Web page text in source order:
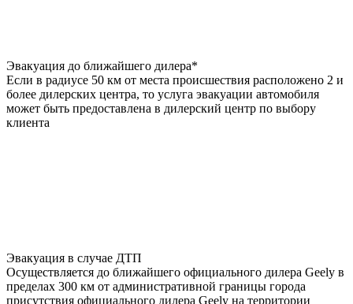
Эвакуация до ближайшего дилера*
Если в радиусе 50 км от места происшествия расположено 2 и
более дилерских центра, то услуга эвакуации автомобиля
может быть предоставлена в дилерский центр по выбору
клиента
Эвакуация в случае ДТП
Осуществляется до ближайшего официального дилера Geely в
пределах 300 км от административной границы города
присутствия официального дилера Geely на территории